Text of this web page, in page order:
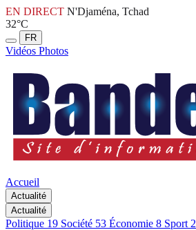
EN DIRECT N'Djaména, Tchad
32°C
FR
Vidéos Photos
Accueil
Actualité
Actualité
Politique 19 Société 53 Économie 8 Sport 2